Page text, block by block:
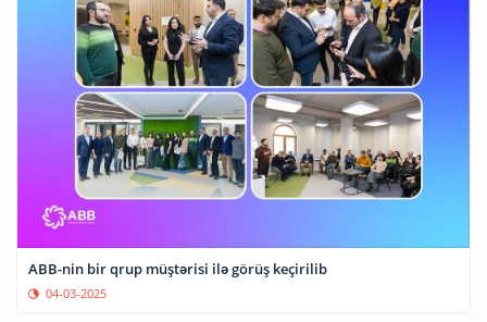
ABB-nin bir qrup müştərisi ilə görüş keçirilib
04-03-2025